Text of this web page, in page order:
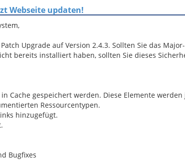
Webseite updaten!
Upgrade auf Version 2.4.3. Sollten Sie das
bereits installiert haben, sollten Sie dieses
in Cache gespeichert werden. Diese Elemente werden
ierten Ressourcentypen.
hinzugefügt.
Bugfixes